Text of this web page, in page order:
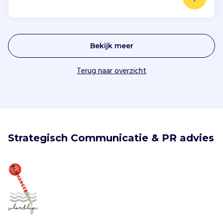
Bekijk meer
Terug naar overzicht
Strategisch Communicatie & PR advies